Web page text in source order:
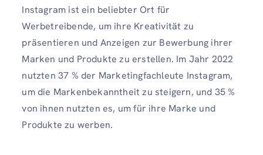
Instagram ist ein beliebter Ort für
Werbetreibende, um ihre Kreativität zu
präsentieren und Anzeigen zur Bewerbung ihrer
Marken und Produkte zu erstellen. Im Jahr 2022
nutzten 37 % der Marketingfachleute Instagram,
um die Markenbekanntheit zu steigern, und 35 %
von ihnen nutzten es, um für ihre Marke und
Produkte zu werben.